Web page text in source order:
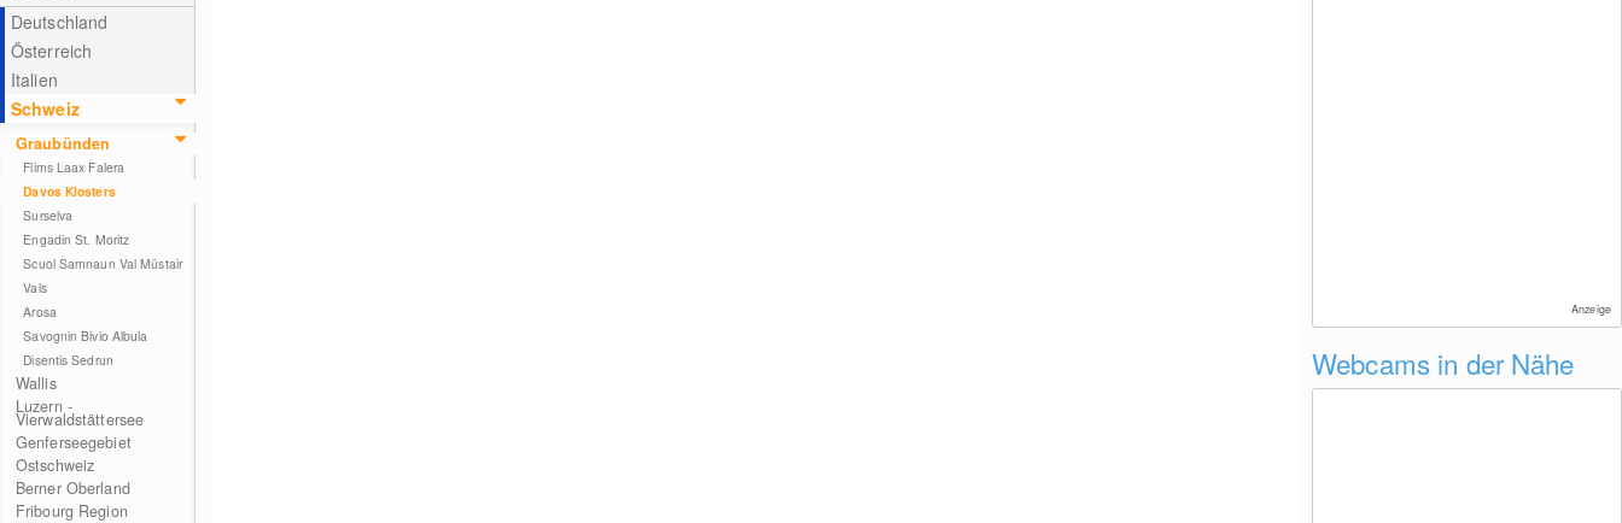
Deutschland
Österreich
Italien
Schweiz
Graubünden
Flims Laax Falera
Davos Klosters
Surselva
Engadin St. Moritz
Scuol Samnaun Val Müstair
Vals
Arosa
Savognin Bivio Albula
Disentis Sedrun
Wallis
Luzern -
Vierwaldstättersee
Genferseegebiet
Ostschweiz
Berner Oberland
Fribourg Region
Anzeige
Webcams in der Nähe